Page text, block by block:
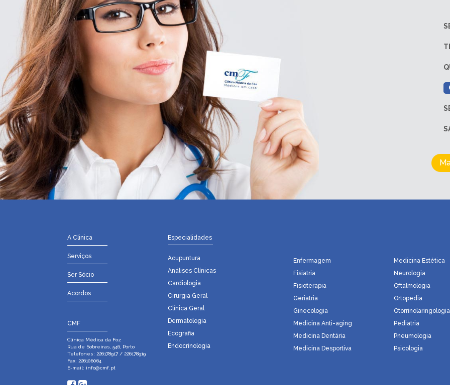
A Clinica
Serviços
Ser Sócio
Acordos
CMF
Clínica Médica da Foz
Rua de Sobreiras, 546, Porto
Telefones: 226178917 / 226178919
Fax: 226106064
E-mail: info@cmf.pt
Especialidades
Acupuntura
Análises Clínicas
Cardiologia
Cirurgia Geral
Clínica Geral
Dermatologia
Ecografia
Endocrinologia
Enfermagem
Fisiatria
Fisioterapia
Geriatria
Ginecologia
Medicina Anti-aging
Medicina Dentária
Medicina Desportiva
Medicina Estética
Neurologia
Oftalmologia
Ortopedia
Otorrinolaringologia
Pediatria
Pneumologia
Psicologia